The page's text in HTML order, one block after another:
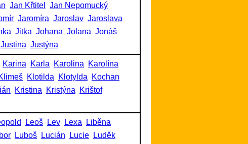
Jan Křtitel
Jan Nepomucký
Jaromíra Jaroslav Jaroslava
Jitka Johana Jolana Jonáš
Justina Justýna
Karina Karla Karolina
Karolína
Klotilda Klotylda
Kochan
Kristina Kristýna
Krištof
Leoš Lev Lexa
Liběna
Luboš Lucián Lucie
Luděk